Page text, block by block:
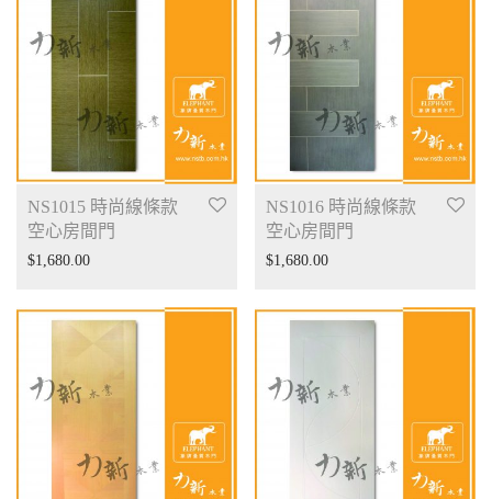
NS1015 時尚線條款
空心房間門
$1,680.00
NS1016 時尚線條款
空心房間門
$1,680.00